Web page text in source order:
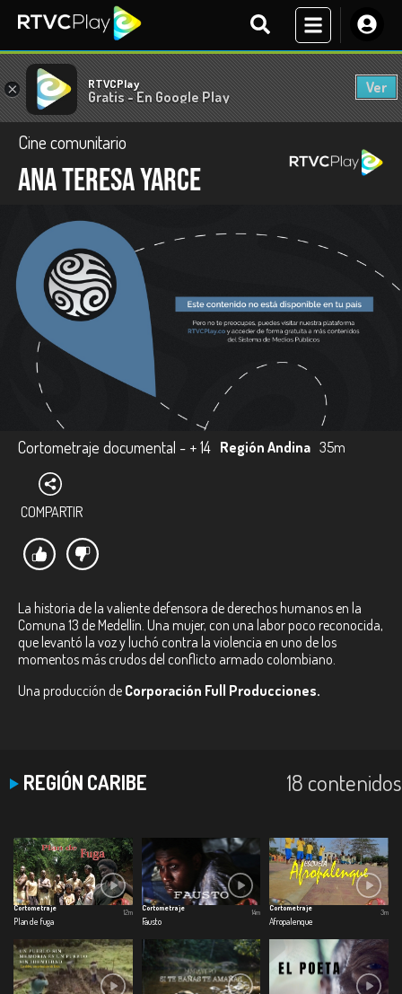
× RTVCPlay
Gratis - En Google Play
Ver
Cine comunitario
Ana Teresa Yarce
Cortometraje documental - + 14 Región Andina 35m
COMPARTIR
La historia de la valiente defensora de derechos humanos en la
Comuna 13 de Medellín. Una mujer, con una labor poco reconocida,
que levantó la voz y luchó contra la violencia en uno de los
momentos más crudos del conflicto armado colombiano.
Una producción de Corporación Full Producciones.
REGIÓN CARIBE 18 contenidos
Cortometraje
Plan de fuga
12m
Cortometraje
Fausto
14m
Cortometraje
Afropalenque
3m